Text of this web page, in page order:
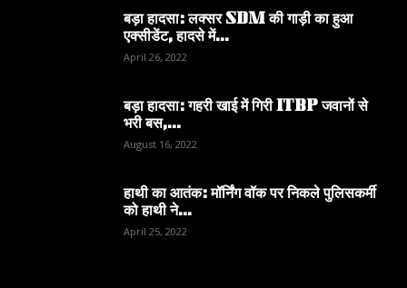
बड़ा हादसा: लक्सर SDM की गाड़ी का हुआ
एक्सीडेंट, हादसे में...
April 26, 2022
बड़ा हादसा: गहरी खाई में गिरी ITBP जवानों से
भरी बस,...
August 16, 2022
हाथी का आतंक: मॉर्निंग वॉक पर निकले पुलिसकर्मी
को हाथी ने...
April 25, 2022